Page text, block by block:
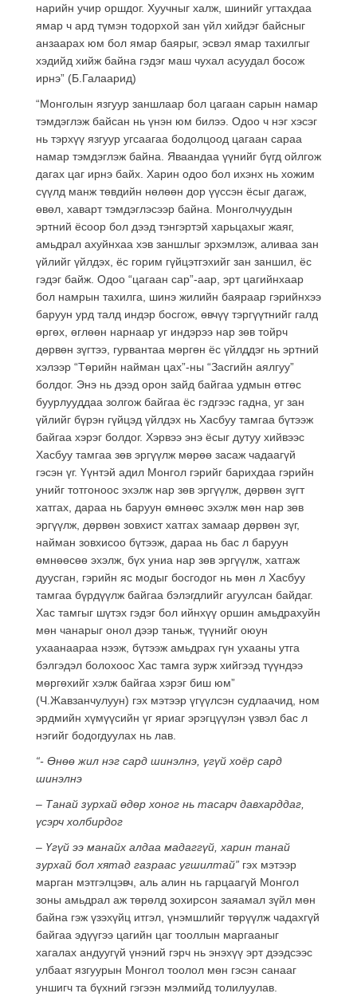
нарийн учир оршдог. Хуучныг халж, шинийг угтахдаа
ямар ч ард түмэн тодорхой зан үйл хийдэг байсныг
анзаарах юм бол ямар баярыг, эсвэл ямар тахилгыг
хэдийд хийж байна гэдэг маш чухал асуудал босож
ирнэ” (Б.Галаарид)
“Монголын язгуур заншлаар бол цагаан сарын намар
тэмдэглэж байсан нь үнэн юм билээ. Одоо ч нэг хэсэг
нь тэрхүү язгуур угсаагаа бодолцоод цагаан сараа
намар тэмдэглэж байна. Яваандаа үүнийг бүгд ойлгож
дагах цаг ирнэ байх. Харин одоо бол ихэнх нь хожим
сүүлд манж төвдийн нөлөөн дор үүссэн ёсыг дагаж,
өвөл, хаварт тэмдэглэсээр байна. Монголчуудын
эртний ёсоор бол дээд тэнгэртэй харьцахыг жаяг,
амьдрал ахуйнхаа хэв заншлыг эрхэмлэж, аливаа зан
үйлийг үйлдэх, ёс горим гүйцэтгэхийг зан заншил, ёс
гэдэг байж. Одоо “цагаан сар”-аар, эрт цагийнхаар
бол намрын тахилга, шинэ жилийн баяраар гэрийнхээ
баруун урд талд индэр босгож, өвчүү тэргүүтнийг галд
өргөх, өглөөн нарнаар уг индэрээ нар зөв тойрч
дөрвөн зүгтээ, гурвантаа мөргөн ёс үйлддэг нь эртний
хэлээр “Төрийн найман цах”-ны “Засгийн аялгуу”
болдог. Энэ нь дээд орон зайд байгаа удмын өтгөс
буурлууддаа золгож байгаа ёс гэдгээс гадна, уг зан
үйлийг бүрэн гүйцэд үйлдэх нь Хасбуу тамгаа бүтээж
байгаа хэрэг болдог. Хэрвээ энэ ёсыг дутуу хийвээс
Хасбуу тамгаа зөв эргүүлж мөрөө засаж чадаагүй
гэсэн үг. Үүнтэй адил Монгол гэрийг барихдаа гэрийн
унийг тотгоноос эхэлж нар зөв эргүүлж, дөрвөн зүгт
хатгах, дараа нь баруун өмнөөс эхэлж мөн нар зөв
эргүүлж, дөрвөн зовхист хатгах замаар дөрвөн зүг,
найман зовхисоо бүтээж, дараа нь бас л баруун
өмнөөсөө эхэлж, бүх униа нар зөв эргүүлж, хатгаж
дуусган, гэрийн яс модыг босгодог нь мөн л Хасбуу
тамгаа бүрдүүлж байгаа бэлэгдлийг агуулсан байдаг.
Хас тамгыг шүтэх гэдэг бол ийнхүү оршин амьдрахуйн
мөн чанарыг онол дээр таньж, түүнийг оюун
ухаанаараа нээж, бүтээж амьдрах гүн ухааны утга
бэлгэдэл болохоос Хас тамга зурж хийгээд түүндээ
мөргөхийг хэлж байгаа хэрэг биш юм”
(Ч.Жавзанчулуун) гэх мэтээр үгүүлсэн судлаачид, ном
эрдмийн хүмүүсийн үг яриаг эрэгцүүлэн үзвэл бас л
нэгийг бодогдуулах нь лав.
“- Өнөө жил нэг сард шинэлнэ, үгүй хоёр сард
шинэлнэ
– Танай зурхай өдөр хоног нь тасарч давхарддаг,
үсэрч холбирдог
– Үгүй ээ манайх алдаа мадаггүй, харин танай
зурхай бол хятад газраас угшилтай” гэх мэтээр
марган мэтгэлцэвч, аль алин нь гарцаагүй Монгол
зоны амьдрал аж төрөлд зохирсон заяамал зүйл мөн
байна гэж үзэхүйц итгэл, үнэмшлийг төрүүлж чадахгүй
байгаа эдүүгээ цагийн цаг тооллын маргааныг
хагалах андуугүй үнэний гэрч нь энэхүү эрт дээдсээс
улбаат язгуурын Монгол тоолол мөн гэсэн санааг
уншигч та бүхний гэгээн мэлмийд толилуулав.